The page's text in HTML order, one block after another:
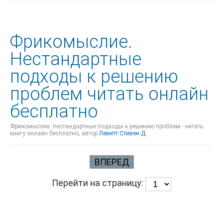
Фрикомыслие.
Нестандартные
подходы к решению
проблем читать онлайн
бесплатно
Фрикомыслие. Нестандартные подходы к решению проблем - читать
книгу онлайн бесплатно, автор Левитт Стивен Д.
ВПЕРЕД
Перейти на страницу: